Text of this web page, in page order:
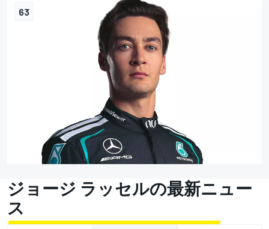
63
ジョージ ラッセルの最新ニュー
ス